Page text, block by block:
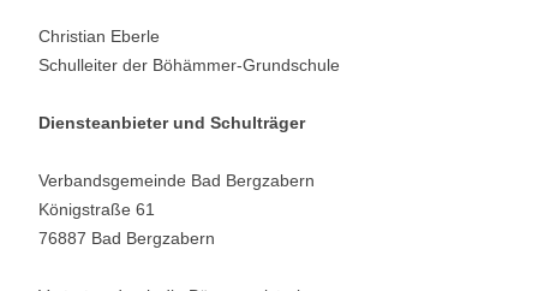
Christian Eberle
Schulleiter der Böhämmer-Grundschule
Diensteanbieter und Schulträger
Verbandsgemeinde Bad Bergzabern
Königstraße 61
76887 Bad Bergzabern